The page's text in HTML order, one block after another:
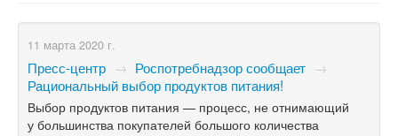
11 марта 2020 г.
Пресс-центр → Роспотребнадзор сообщает →
Рациональный выбор продуктов питания!
Выбор продуктов питания — процесс, не отнимающий
у большинства покупателей большого количества